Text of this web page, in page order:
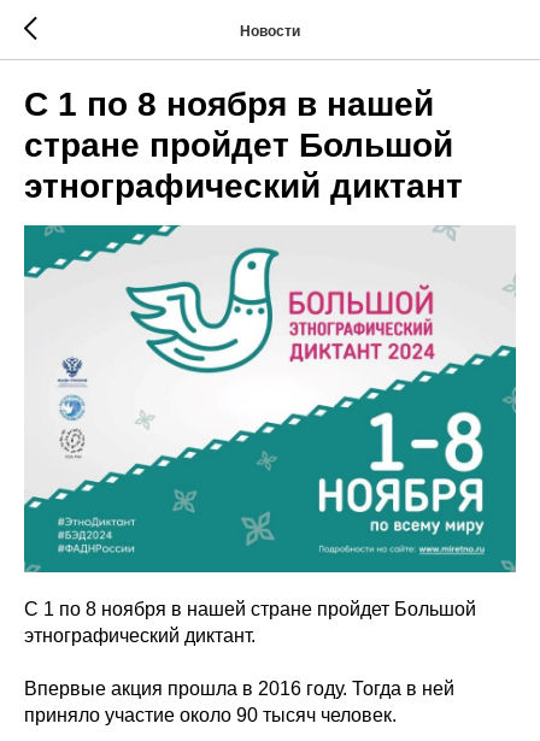
Новости
С 1 по 8 ноября в нашей
стране пройдет Большой
этнографический диктант
С 1 по 8 ноября в нашей стране пройдет Большой
этнографический диктант.
Впервые акция прошла в 2016 году. Тогда в ней
приняло участие около 90 тысяч человек.